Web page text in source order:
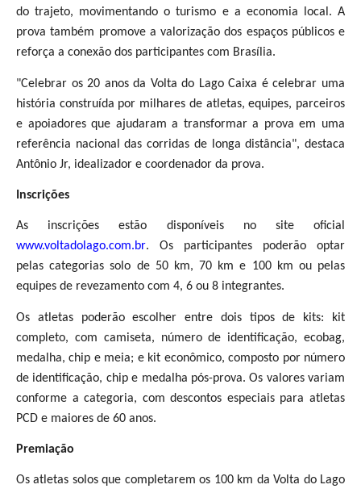
do trajeto, movimentando o turismo e a economia local. A
prova também promove a valorização dos espaços públicos e
reforça a conexão dos participantes com Brasília.
"Celebrar os 20 anos da Volta do Lago Caixa é celebrar uma
história construída por milhares de atletas, equipes, parceiros
e apoiadores que ajudaram a transformar a prova em uma
referência nacional das corridas de longa distância", destaca
Antônio Jr, idealizador e coordenador da prova.
Inscrições
As inscrições estão disponíveis no site oficial
www.voltadolago.com.br. Os participantes poderão optar
pelas categorias solo de 50 km, 70 km e 100 km ou pelas
equipes de revezamento com 4, 6 ou 8 integrantes.
Os atletas poderão escolher entre dois tipos de kits: kit
completo, com camiseta, número de identificação, ecobag,
medalha, chip e meia; e kit econômico, composto por número
de identificação, chip e medalha pós-prova. Os valores variam
conforme a categoria, com descontos especiais para atletas
PCD e maiores de 60 anos.
Premiação
Os atletas solos que completarem os 100 km da Volta do Lago